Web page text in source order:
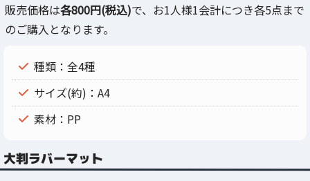
販売価格は各800円(税込)で、お1人様1会計につき各5点まで
のご購入となります。
種類：全4種
サイズ(約)：A4
素材：PP
大判ラバーマット